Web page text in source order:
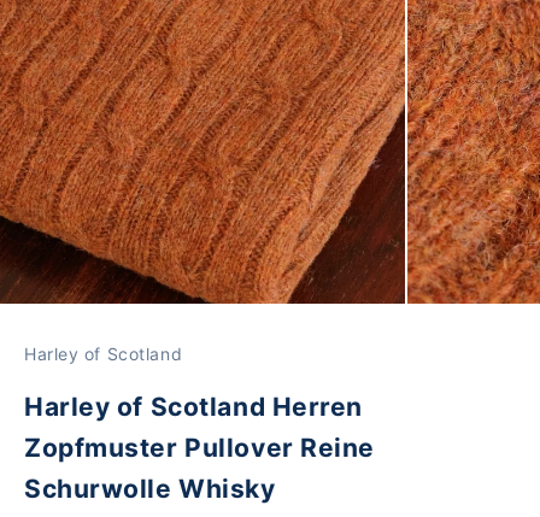
Harley of Scotland
Harley of Scotland Herren
Zopfmuster Pullover Reine
Schurwolle Whisky